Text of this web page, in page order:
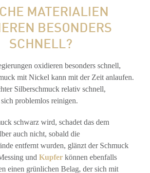
MATERIALIEN
BESONDERS
SCHNELL?
oxidieren besonders schnell,
mit Nickel kann mit der Zeit anlaufen.
Silberschmuck relativ schnell,
problemlos reinigen.
schwarz wird, schadet das dem
auch nicht, sobald die
entfernt wurden, glänzt der Schmuck
und Kupfer können ebenfalls
einen grünlichen Belag, der sich mit